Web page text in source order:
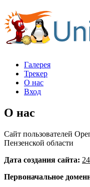
Галерея
Трекер
О нас
Вход
О нас
Сайт пользователей
Пензенской области
Дата создания сайта:
Первоначальное